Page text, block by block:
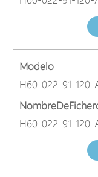
Modelo
H60-022-91-
H60-022-91-120-